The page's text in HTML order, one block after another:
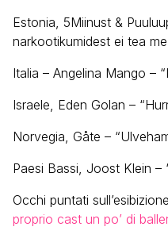
Estonia, 5Miinust &
narkootikumidest ei tea
Italia – Angelina Mango –
Israele, Eden Golan –
Norvegia, Gåte –
Paesi Bassi, Joost Klein –
Occhi puntati
proprio cast un po’ di